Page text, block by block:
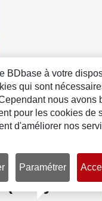
(Jarry /
BDbase à votre
qui sont
nous avons
pour les cookies de
d'améliorer nos
Paramétrer